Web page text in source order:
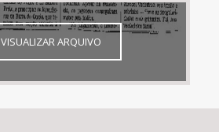
VISUALIZAR ARQUIVO